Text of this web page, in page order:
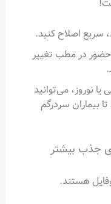
سریع اصلاح کنید.
حضور در مطب تغییر
نوروز، می‌توانید
بیماران سردرگم
هستند.